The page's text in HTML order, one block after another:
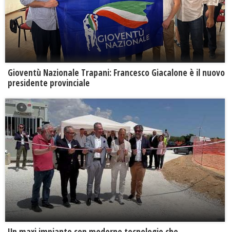
Gioventù Nazionale Trapani: Francesco Giacalone è il nuovo
presidente provinciale